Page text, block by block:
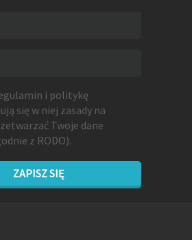
i politykę
się w niej zasady na
Twoje dane
z RODO).
ZAPISZ SIĘ